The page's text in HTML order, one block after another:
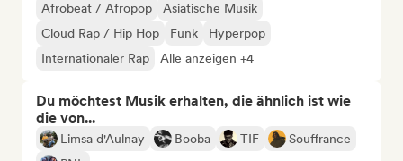
Afrobeat / Afropop
Asiatische Musik
Cloud Rap / Hip Hop
Funk
Hyperpop
Internationaler Rap
Alle anzeigen +4
Du möchtest Musik erhalten, die ähnlich ist wie
die von...
Limsa d'Aulnay Booba TIF
Souffrance